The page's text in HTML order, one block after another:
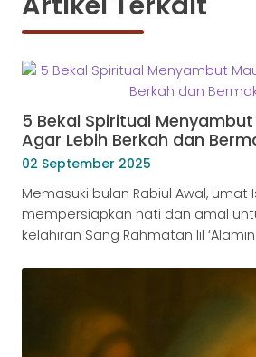
5 Bekal Spiritual
Agar Lebih Berkah dan
02 September 2025
Memasuki bulan Rabiul Awal, umat
mempersiapkan hati dan amal
kelahiran Sang Rahmatan lil
lebih bermakna. Pada hari ini, kita
bulan di mana sosok makhluk
dunia, Baginda Nabi Muhammad ﷺ, yakni bulan Rabiul